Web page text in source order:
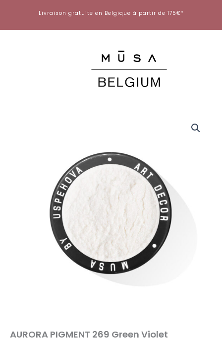
contenu
Livraison gratuite en Belgique à partir de 175€*
AURORA PIGMENT 269 Green Violet